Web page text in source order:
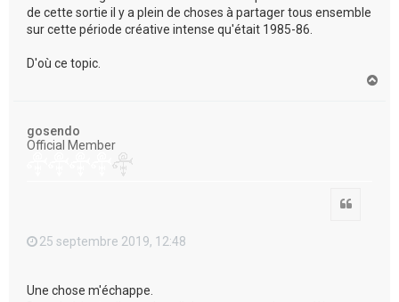
de cette sortie il y a plein de choses à partager tous ensemble
sur cette période créative intense qu'était 1985-86.
D'où ce topic.
gosendo
Official Member
25 septembre 2019, 12:48
Une chose m'échappe.